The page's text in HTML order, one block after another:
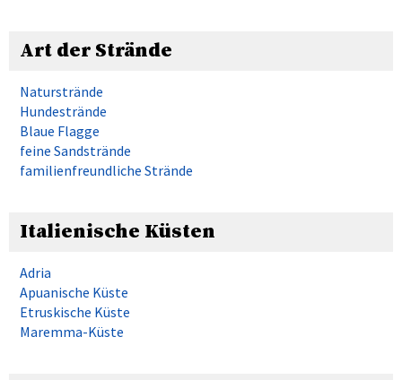
Art der Strände
Naturstrände
Hundestrände
Blaue Flagge
feine Sandstrände
familienfreundliche Strände
Italienische Küsten
Adria
Apuanische Küste
Etruskische Küste
Maremma-Küste